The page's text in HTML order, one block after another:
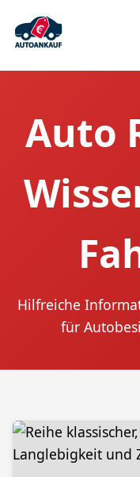
Auto
Hilfreiche
für